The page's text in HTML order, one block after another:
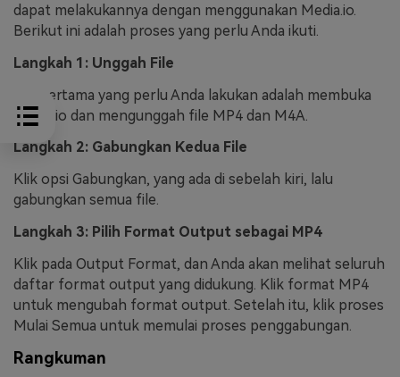
dapat melakukannya dengan menggunakan Media.io.
Berikut ini adalah proses yang perlu Anda ikuti.
Langkah 1: Unggah File
Hal pertama yang perlu Anda lakukan adalah membuka
Media.io dan mengunggah file MP4 dan M4A.
Langkah 2: Gabungkan Kedua File
Klik opsi Gabungkan, yang ada di sebelah kiri, lalu
gabungkan semua file.
Langkah 3: Pilih Format Output sebagai MP4
Klik pada Output Format, dan Anda akan melihat seluruh
daftar format output yang didukung. Klik format MP4
untuk mengubah format output. Setelah itu, klik proses
Mulai Semua untuk memulai proses penggabungan.
Rangkuman